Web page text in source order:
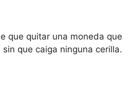
que quitar una moneda que
que caiga ninguna cerilla.